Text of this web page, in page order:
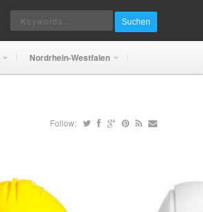
Suchen
Nordrhein-Westfalen
Follow: